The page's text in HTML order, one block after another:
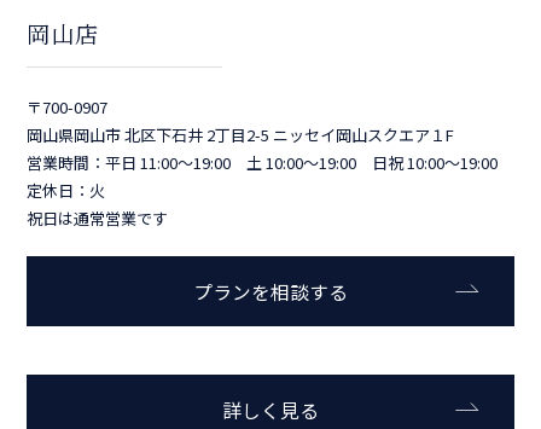
岡山店
〒700-0907
岡山県岡山市 北区下石井 2丁目2-5 ニッセイ岡山スクエア１F
営業時間：平日 11:00～19:00 土 10:00～19:00 日祝 10:00～19:00
定休日：火
祝日は通常営業です
プランを相談する
詳しく見る